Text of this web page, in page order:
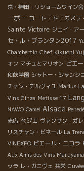
京・神田・リショームワイン会
ーボー コート・ド・カステ
Sainte Victoire ジェイ・ア
セ・ル・プランタン2017
Chambertin Chef Kikuchi
ォン マチュとマリオン ピエ
和飲学園 シャトー・シャンシ
チャン・デルヴィユ Marius
Vins Ginza Metisse 17
NAWO Camel Alsace
売店 ベジエ ヴァンサン・ガレ
リスチャン・ビネール La
VINEXPO ピエール・ニコラ
Aux Amis des Vins Maruyama
ッラ レ・ガニヴェ 共栄